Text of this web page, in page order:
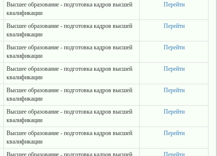
Высшее образование - подготовка кадров высшей
квалификации
Перейти
Высшее образование - подготовка кадров высшей
квалификации
Перейти
Высшее образование - подготовка кадров высшей
квалификации
Перейти
Высшее образование - подготовка кадров высшей
квалификации
Перейти
Высшее образование - подготовка кадров высшей
квалификации
Перейти
Высшее образование - подготовка кадров высшей
квалификации
Перейти
Высшее образование - подготовка кадров высшей
квалификации
Перейти
Высшее образование - подготовка кадров высшей
Перейти